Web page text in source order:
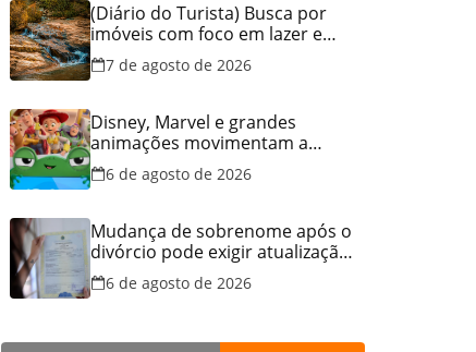
(Diário do Turista) Busca por
imóveis com foco em lazer e
locação por temporada cresce
no Brasil
7 de agosto de 2026
Disney, Marvel e grandes
animações movimentam a
programação do Cineflix do
Aparecida Shopping
6 de agosto de 2026
Mudança de sobrenome após o
divórcio pode exigir atualização
dos documentos dos filhos
para evitar transtornos
6 de agosto de 2026